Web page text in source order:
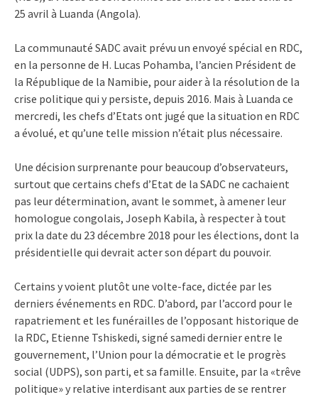
25 avril à Luanda (Angola).
La communauté SADC avait prévu un envoyé spécial en RDC,
en la personne de H. Lucas Pohamba, l’ancien Président de
la République de la Namibie, pour aider à la résolution de la
crise politique qui y persiste, depuis 2016. Mais à Luanda ce
mercredi, les chefs d’Etats ont jugé que la situation en RDC
a évolué, et qu’une telle mission n’était plus nécessaire.
Une décision surprenante pour beaucoup d’observateurs,
surtout que certains chefs d’Etat de la SADC ne cachaient
pas leur détermination, avant le sommet, à amener leur
homologue congolais, Joseph Kabila, à respecter à tout
prix la date du 23 décembre 2018 pour les élections, dont la
présidentielle qui devrait acter son départ du pouvoir.
Certains y voient plutôt une volte-face, dictée par les
derniers événements en RDC. D’abord, par l’accord pour le
rapatriement et les funérailles de l’opposant historique de
la RDC, Etienne Tshiskedi, signé samedi dernier entre le
gouvernement, l’Union pour la démocratie et le progrès
social (UDPS), son parti, et sa famille. Ensuite, par la «trêve
politique» y relative interdisant aux parties de se rentrer